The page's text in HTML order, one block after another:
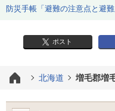
防災手帳「避難の注意点と避難
ポスト
北海道 増毛郡増